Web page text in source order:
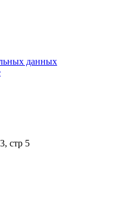
данных
стр 5